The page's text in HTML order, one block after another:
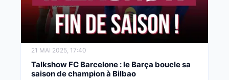
21 MAI 2025, 17:40
Talkshow FC Barcelone : le Barça boucle sa
saison de champion à Bilbao